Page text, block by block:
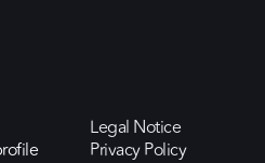
Legal Notice
Privacy Policy